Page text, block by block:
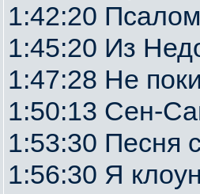
1:42:20
1:45:20 Из
1:47:28 Не
1:50:13 Сен-
1:53:30 Песня
1:56:30 Я